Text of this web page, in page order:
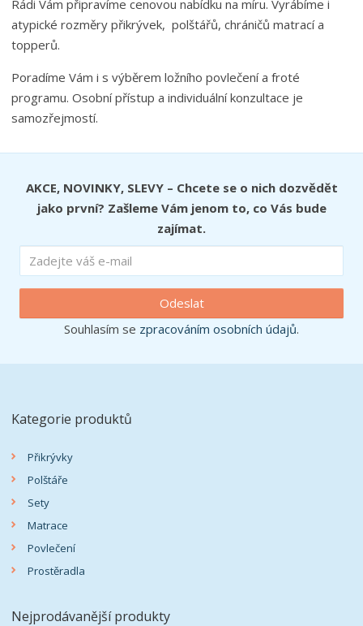
Rádi Vám připravíme cenovou nabídku na míru. Vyrábíme i
atypické rozměry přikrývek, polštářů, chráničů matrací a
topperů.
Poradíme Vám i s výběrem ložního povlečení a froté
programu. Osobní přístup a individuální konzultace je
samozřejmostí.
AKCE, NOVINKY, SLEVY – Chcete se o nich dozvědět
jako první? Zašleme Vám jenom to, co Vás bude
zajímat.
Odeslat
Souhlasím se zpracováním osobních údajů.
Kategorie produktů
Přikrývky
Polštáře
Sety
Matrace
Povlečení
Prostěradla
Nejprodávanější produkty